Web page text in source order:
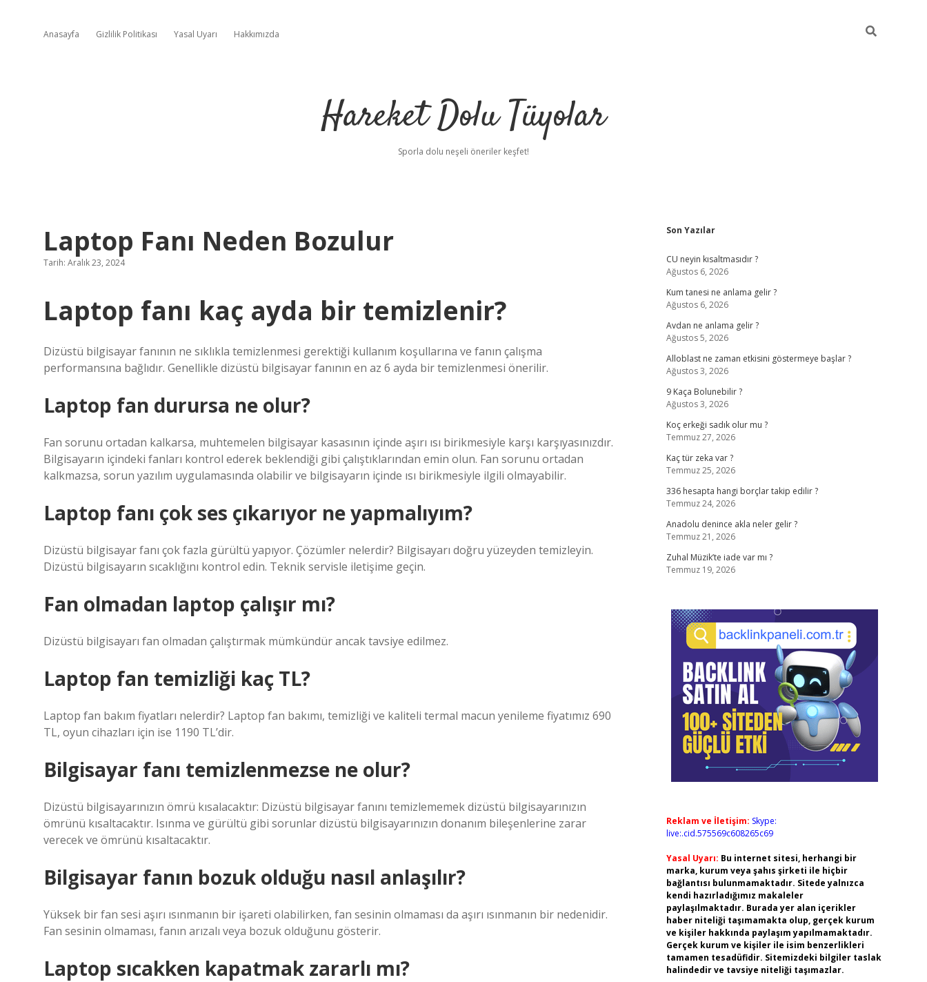
Anasayfa Gizlilik Politikası Yasal Uyarı Hakkımızda
Hareket Dolu Tüyolar
Sporla dolu neşeli öneriler keşfet!
Laptop Fanı Neden Bozulur
Tarih: Aralık 23, 2024
Laptop fanı kaç ayda bir temizlenir?
Dizüstü bilgisayar fanının ne sıklıkla temizlenmesi gerektiği kullanım koşullarına ve fanın çalışma
performansına bağlıdır. Genellikle dizüstü bilgisayar fanının en az 6 ayda bir temizlenmesi önerilir.
Laptop fan durursa ne olur?
Fan sorunu ortadan kalkarsa, muhtemelen bilgisayar kasasının içinde aşırı ısı birikmesiyle karşı karşıyasınızdır.
Bilgisayarın içindeki fanları kontrol ederek beklendiği gibi çalıştıklarından emin olun. Fan sorunu ortadan
kalkmazsa, sorun yazılım uygulamasında olabilir ve bilgisayarın içinde ısı birikmesiyle ilgili olmayabilir.
Laptop fanı çok ses çıkarıyor ne yapmalıyım?
Dizüstü bilgisayar fanı çok fazla gürültü yapıyor. Çözümler nelerdir? Bilgisayarı doğru yüzeyden temizleyin.
Dizüstü bilgisayarın sıcaklığını kontrol edin. Teknik servisle iletişime geçin.
Fan olmadan laptop çalışır mı?
Dizüstü bilgisayarı fan olmadan çalıştırmak mümkündür ancak tavsiye edilmez.
Laptop fan temizliği kaç TL?
Laptop fan bakım fiyatları nelerdir? Laptop fan bakımı, temizliği ve kaliteli termal macun yenileme fiyatımız 690
TL, oyun cihazları için ise 1190 TL’dir.
Bilgisayar fanı temizlenmezse ne olur?
Dizüstü bilgisayarınızın ömrü kısalacaktır: Dizüstü bilgisayar fanını temizlememek dizüstü bilgisayarınızın
ömrünü kısaltacaktır. Isınma ve gürültü gibi sorunlar dizüstü bilgisayarınızın donanım bileşenlerine zarar
verecek ve ömrünü kısaltacaktır.
Bilgisayar fanın bozuk olduğu nasıl anlaşılır?
Yüksek bir fan sesi aşırı ısınmanın bir işareti olabilirken, fan sesinin olmaması da aşırı ısınmanın bir nedenidir.
Fan sesinin olmaması, fanın arızalı veya bozuk olduğunu gösterir.
Laptop sıcakken kapatmak zararlı mı?
Sidebar
Son Yazılar
CU neyin kısaltmasıdır ?
Ağustos 6, 2026
Kum tanesi ne anlama gelir ?
Ağustos 6, 2026
Avdan ne anlama gelir ?
Ağustos 5, 2026
Alloblast ne zaman etkisini göstermeye başlar ?
Ağustos 3, 2026
9 Kaça Bolunebilir ?
Ağustos 3, 2026
Koç erkeği sadık olur mu ?
Temmuz 27, 2026
Kaç tür zeka var ?
Temmuz 25, 2026
336 hesapta hangi borçlar takip edilir ?
Temmuz 24, 2026
Anadolu denince akla neler gelir ?
Temmuz 21, 2026
Zuhal Müzik’te iade var mı ?
Temmuz 19, 2026
Reklam ve İletişim: Skype:
live:.cid.575569c608265c69
Yasal Uyarı: Bu internet sitesi, herhangi bir
marka, kurum veya şahıs şirketi ile hiçbir
bağlantısı bulunmamaktadır. Sitede yalnızca
kendi hazırladığımız makaleler
paylaşılmaktadır. Burada yer alan içerikler
haber niteliği taşımamakta olup, gerçek kurum
ve kişiler hakkında paylaşım yapılmamaktadır.
Gerçek kurum ve kişiler ile isim benzerlikleri
tamamen tesadüfidir. Sitemizdeki bilgiler taslak
halindedir ve tavsiye niteliği taşımazlar.